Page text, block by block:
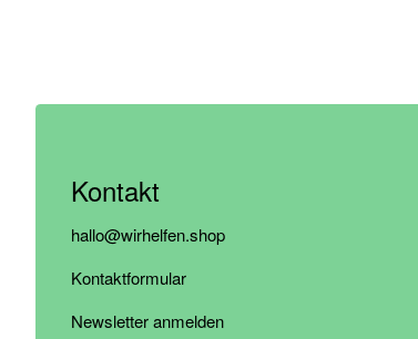
Kontakt
hallo@wirhelfen.shop
Kontaktformular
Newsletter anmelden